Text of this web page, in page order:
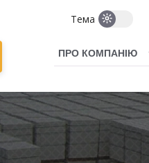
Тема
ПРО КОМПАНІЮ